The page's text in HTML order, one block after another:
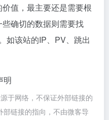
值，最主要还是需要根
确切的数据则需要找
如该站的IP、PV、跳出
明
于网络，不保证外部链接的
链接的指向，不由微客导